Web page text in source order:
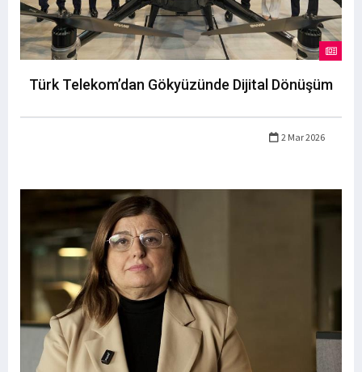
Türk Telekom’dan Gökyüzünde Dijital Dönüşüm
2 Mar 2026